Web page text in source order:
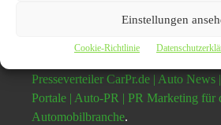
Einstellungen
Cookie-Richtlinie
Der Beitrag Autoankauf München –
Presseverteiler CarPr.de | Auto News
Portale | Auto-PR | PR Marketing für
Automobilbranche.